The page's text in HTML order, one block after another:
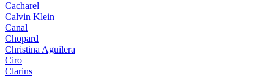
Cacharel
Calvin Klein
Canal
Chopard
Christina Aguilera
Ciro
Clarins